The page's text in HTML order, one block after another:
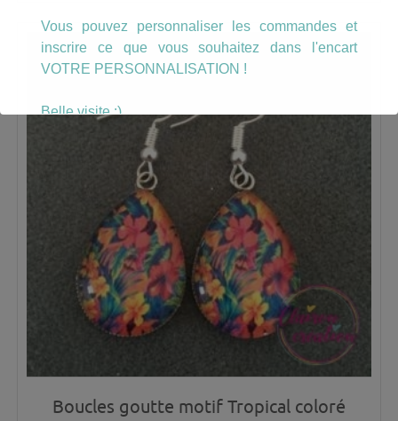
Boucles goutte motif Tropical coloré
Vous pouvez personnaliser les commandes et
inscrire ce que vous souhaitez dans l'encart
VOTRE PERSONNALISATION !
Belle visite :)